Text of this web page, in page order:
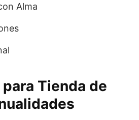
Alma
Tienda de